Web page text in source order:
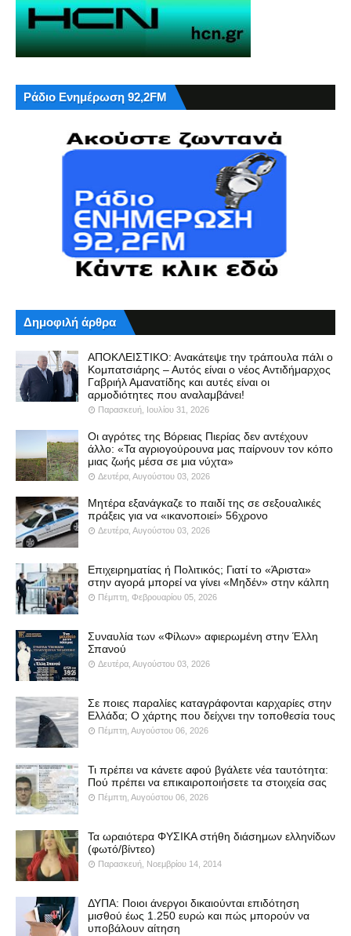
Ράδιο Ενημέρωση 92,2FM
Δημοφιλή άρθρα
ΑΠΟΚΛΕΙΣΤΙΚΟ: Ανακάτεψε την τράπουλα πάλι ο
Κομπατσιάρης – Αυτός είναι ο νέος Αντιδήμαρχος
Γαβριήλ Αμανατίδης και αυτές είναι οι
αρμοδιότητες που αναλαμβάνει!
Παρασκευή, Ιουλίου 31, 2026
Οι αγρότες της Βόρειας Πιερίας δεν αντέχουν
άλλο: «Τα αγριογούρουνα μας παίρνουν τον κόπο
μιας ζωής μέσα σε μια νύχτα»
Δευτέρα, Αυγούστου 03, 2026
Μητέρα εξανάγκαζε το παιδί της σε σεξουαλικές
πράξεις για να «ικανοποιεί» 56χρονο
Δευτέρα, Αυγούστου 03, 2026
Επιχειρηματίας ή Πολιτικός; Γιατί το «Άριστα»
στην αγορά μπορεί να γίνει «Μηδέν» στην κάλπη
Πέμπτη, Φεβρουαρίου 05, 2026
Συναυλία των «Φίλων» αφιερωμένη στην Έλλη
Σπανού
Δευτέρα, Αυγούστου 03, 2026
Σε ποιες παραλίες καταγράφονται καρχαρίες στην
Ελλάδα; Ο χάρτης που δείχνει την τοποθεσία τους
Πέμπτη, Αυγούστου 06, 2026
Τι πρέπει να κάνετε αφού βγάλετε νέα ταυτότητα:
Πού πρέπει να επικαιροποιήσετε τα στοιχεία σας
Πέμπτη, Αυγούστου 06, 2026
Τα ωραιότερα ΦΥΣΙΚΑ στήθη διάσημων ελληνίδων
(φωτό/βίντεο)
Παρασκευή, Νοεμβρίου 14, 2014
ΔΥΠΑ: Ποιοι άνεργοι δικαιούνται επιδότηση
μισθού έως 1.250 ευρώ και πώς μπορούν να
υποβάλουν αίτηση